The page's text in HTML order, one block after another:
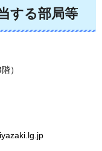
する部局等
）